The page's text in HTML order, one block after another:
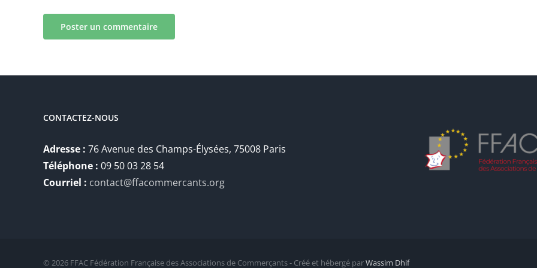
CONTACTEZ-NOUS
Adresse : 76 Avenue des Champs-Élysées, 75008 Paris
Téléphone : 09 50 03 28 54
Courriel : contact@ffacommercants.org
© 2026 FFAC Fédération Française des Associations de Commerçants - Créé et hébergé parWassim Dhif